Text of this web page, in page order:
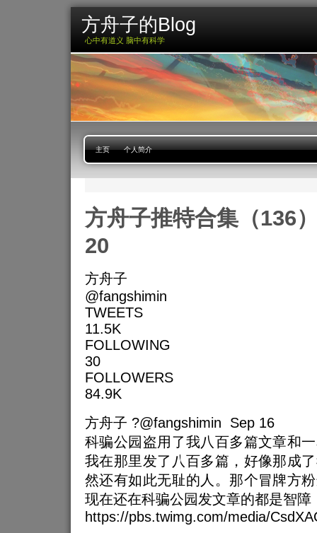
方舟子的Blog
心中有道义 脑中有科学
主页 个人简介
方舟子推特合集（136
20
方舟子
@fangshimin
TWEETS
11.5K
FOLLOWING
30
FOLLOWERS
84.9K
方舟子 ?@fangshimin Sep 16
科骗公园盗用了我八百多篇文章和
我在那里发了八百多篇，好像那成
然还有如此无耻的人。那个冒牌方
现在还在科骗公园发文章的都是智障
https://pbs.twimg.com/media/